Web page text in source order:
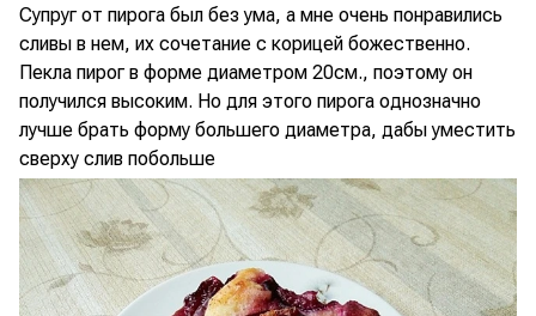
Супруг от пирога был без ума, а мне очень понравились
сливы в нем, их сочетание с корицей божественно.
Пекла пирог в форме диаметром 20см., поэтому он
получился высоким. Но для этого пирога однозначно
лучше брать форму большего диаметра, дабы уместить
сверху слив побольше